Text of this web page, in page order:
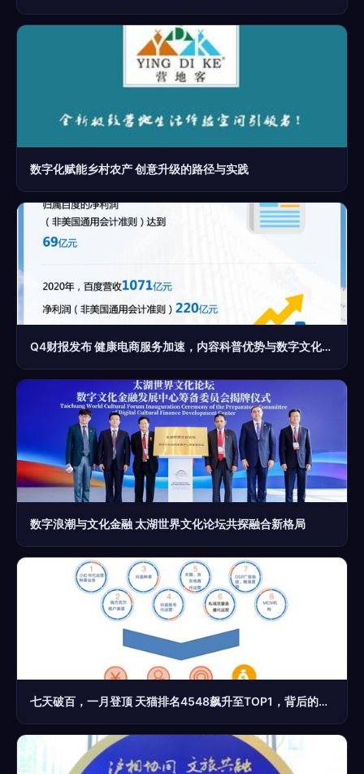
数字化赋能乡村农产 创意升级的路径与实践
Q4财报发布 健康电商服务加速，内容科普优势与数字文化创意应用双轮驱动
数字浪潮与文化金融 太湖世界文化论坛共探融合新格局
七天破百，一月登顶 天猫排名4548飙升至TOP1，背后的隐形推手是谁？